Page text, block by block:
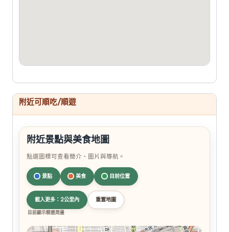
附近可順吃/順遊
附近景點與美食地圖
點選圖標可查看簡介、圖片與導航。
景點 美食 目前位置
載入更多：2公里內 重置地圖
目前顯示精選周邊